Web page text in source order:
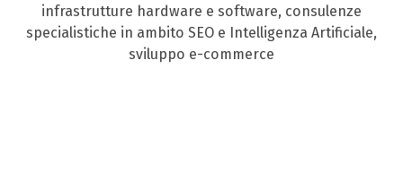
infrastrutture hardware e software, consulenze
specialistiche in ambito SEO e Intelligenza Artificiale,
sviluppo e-commerce